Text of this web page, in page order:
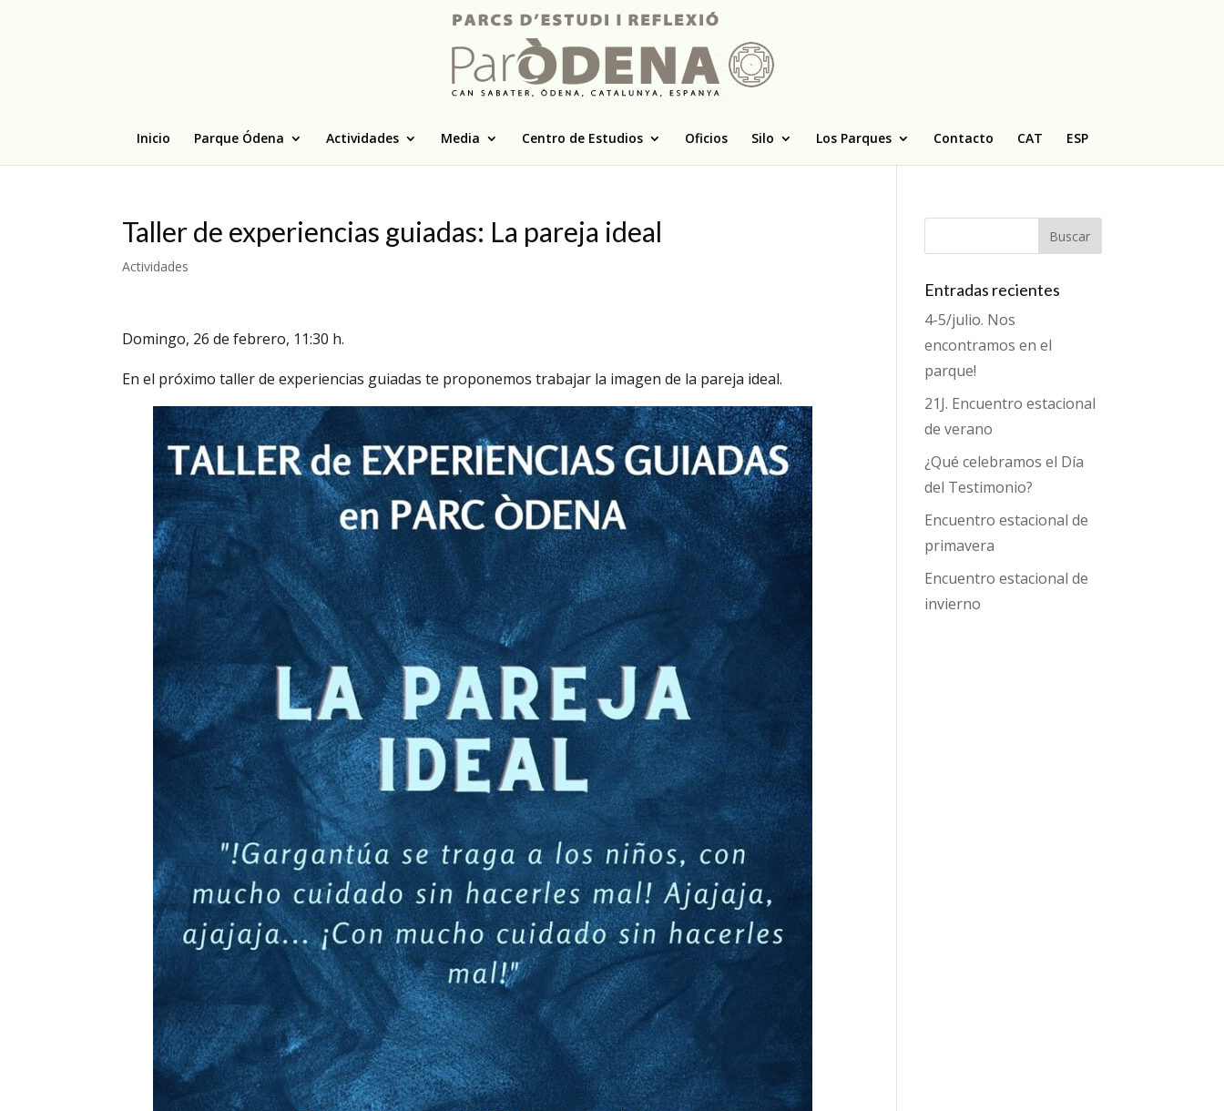
Inicio Parque Ódena Actividades Media Centro de Estudios Oficios Silo Los Parques Contacto CAT ESP
Taller de experiencias guiadas: La pareja ideal
Actividades
Domingo, 26 de febrero, 11:30 h.
En el próximo taller de experiencias guiadas te proponemos trabajar la imagen de la pareja ideal.
Entradas recientes
4-5/julio. Nos
encontramos en el
parque!
21J. Encuentro estacional
de verano
¿Qué celebramos el Día
del Testimonio?
Encuentro estacional de
primavera
Encuentro estacional de
invierno